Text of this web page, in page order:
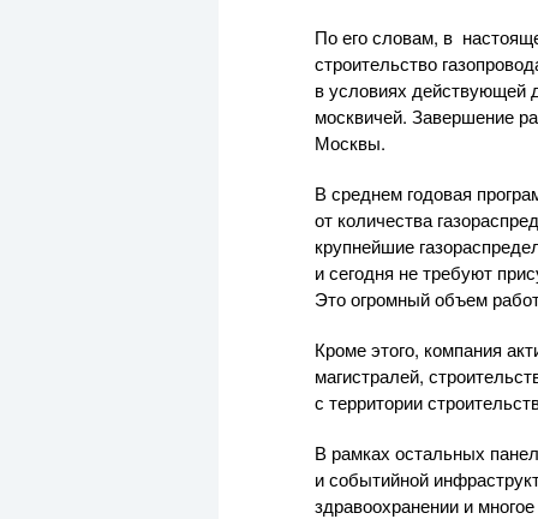
По его словам, в
строительство
в условиях действующей
москвичей. Завершение
Москвы.
В среднем годовая
от количества
крупнейшие
и сегодня не требуют
Это огромный объем
Кроме этого, компания
магистралей,
с территории
В рамках остальных
и событийной
здравоохранении и